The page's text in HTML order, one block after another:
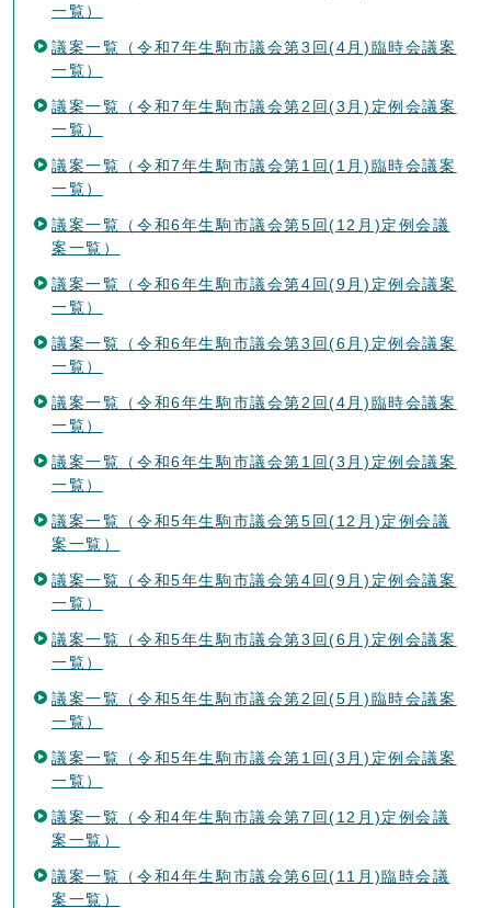
一覧）
議案一覧（令和7年生駒市議会第3回(4月)臨時会議案
一覧）
議案一覧（令和7年生駒市議会第2回(3月)定例会議案
一覧）
議案一覧（令和7年生駒市議会第1回(1月)臨時会議案
一覧）
議案一覧（令和6年生駒市議会第5回(12月)定例会議
案一覧）
議案一覧（令和6年生駒市議会第4回(9月)定例会議案
一覧）
議案一覧（令和6年生駒市議会第3回(6月)定例会議案
一覧）
議案一覧（令和6年生駒市議会第2回(4月)臨時会議案
一覧）
議案一覧（令和6年生駒市議会第1回(3月)定例会議案
一覧）
議案一覧（令和5年生駒市議会第5回(12月)定例会議
案一覧）
議案一覧（令和5年生駒市議会第4回(9月)定例会議案
一覧）
議案一覧（令和5年生駒市議会第3回(6月)定例会議案
一覧）
議案一覧（令和5年生駒市議会第2回(5月)臨時会議案
一覧）
議案一覧（令和5年生駒市議会第1回(3月)定例会議案
一覧）
議案一覧（令和4年生駒市議会第7回(12月)定例会議
案一覧）
議案一覧（令和4年生駒市議会第6回(11月)臨時会議
案一覧）